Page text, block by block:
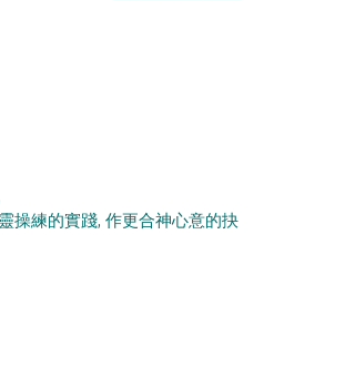
操練的實踐, 作更合神心意的抉